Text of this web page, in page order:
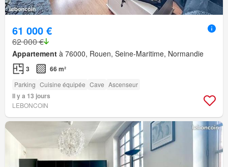
61 000 €
62 000 €
Appartement à 76000, Rouen, Seine-Maritime, Normandie
3 66 m²
Parking Cuisine équipée Cave Ascenseur
Il y a 13 jours
LEBONCOIN